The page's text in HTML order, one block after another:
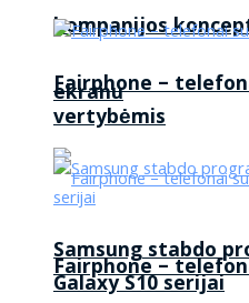
kompanijos
ekranu
Fairphone –
Fairphone –
vertybėmis
Samsung stabdo
Galaxy S10 serijai